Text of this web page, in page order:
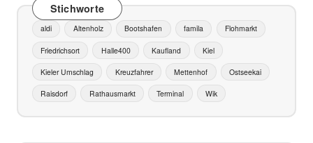
Stichworte
aldi Altenholz Bootshafen famila Flohmarkt
Friedrichsort Halle400 Kaufland Kiel
Kieler Umschlag Kreuzfahrer Mettenhof Ostseekai
Raisdorf Rathausmarkt Terminal Wik